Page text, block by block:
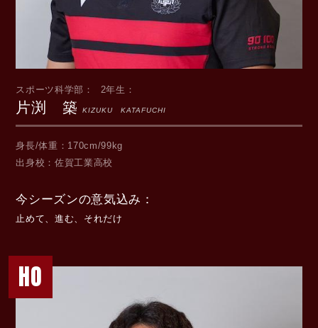
スポーツ科学部 2年生
片渕 築 KIZUKU KATAFUCHI
身長/体重
170cm/99kg
出身校
佐賀工業高校
今シーズンの意気込み
止めて、進む、それだけ
HO